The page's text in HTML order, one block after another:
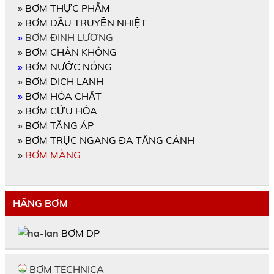
» BƠM THỰC PHẨM
» BƠM DẦU TRUYỀN NHIỆT
»BƠM ĐỊNH LƯỢNG
» BƠM CHÂN KHÔNG
» BƠM NƯỚC NÓNG
» BƠM DỊCH LẠNH
» BƠM HÓA CHẤT
» BƠM CỨU HỎA
» BƠM TĂNG ÁP
» BƠM TRỤC NGANG ĐA TẦNG CÁNH
» BƠM MÀNG
HÃNG BƠM
BƠM DP
BƠM TECHNICA